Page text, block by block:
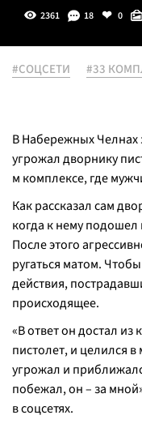
2361 18 0
#СОЦСЕТИ #33
В Набережных
угрожал дворнику
м комплексе, где
Как рассказал сам
когда к нему
После этого
ругаться матом.
действия,
происходящее.
«В ответ он достал
пистолет, и целился
угрожал и
побежал, он – за
в соцсетях.